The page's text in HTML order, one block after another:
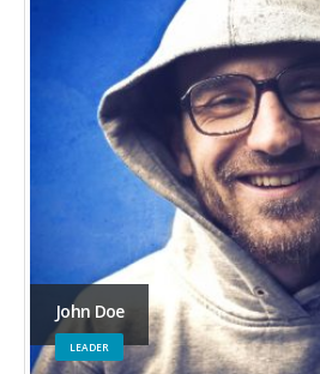
John Doe
LEADER